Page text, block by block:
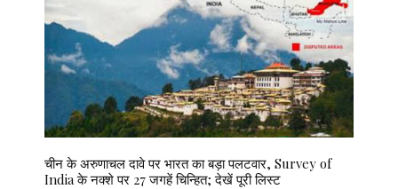
चीन के अरुणाचल दावे पर भारत का बड़ा पलटवार, Survey of
India के नक्शे पर 27 जगहें चिन्हित; देखें पूरी लिस्ट